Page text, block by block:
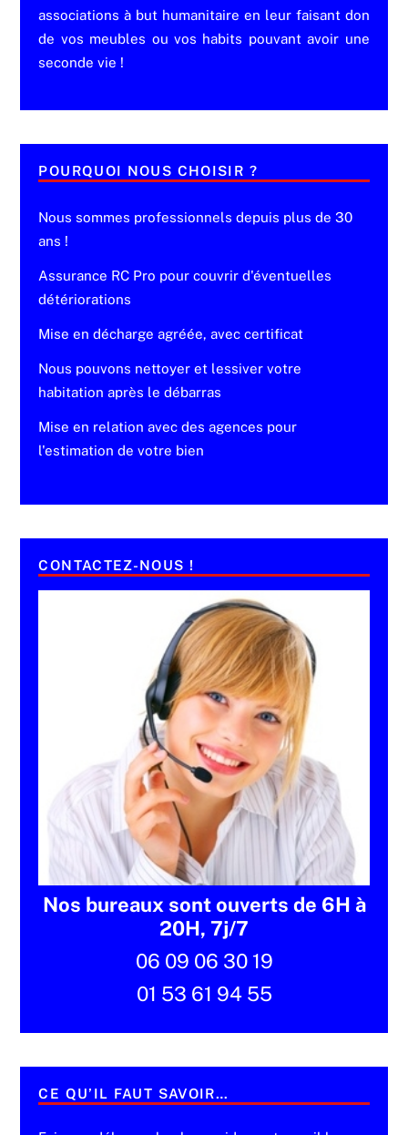
associations à but humanitaire en leur faisant don
de vos meubles ou vos habits pouvant avoir une
seconde vie !
POURQUOI NOUS CHOISIR ?
Nous sommes professionnels depuis plus de 30
ans !
Assurance RC Pro pour couvrir d'éventuelles
détériorations
Mise en décharge agréée, avec certificat
Nous pouvons nettoyer et lessiver votre
habitation après le débarras
Mise en relation avec des agences pour
l'estimation de votre bien
CONTACTEZ-NOUS !
Nos bureaux sont ouverts de 6H à
20H, 7j/7
06 09 06 30 19
01 53 61 94 55
CE QU’IL FAUT SAVOIR…